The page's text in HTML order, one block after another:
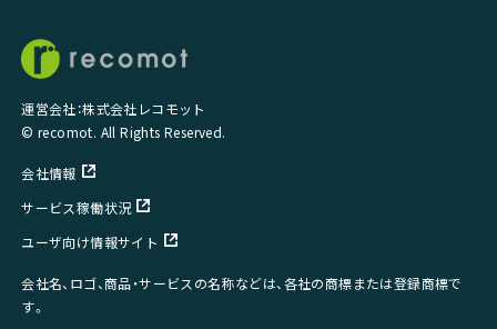
運営会社：株式会社レコモット
© recomot. All Rights Reserved.
会社情報
サービス稼働状況
ユーザ向け情報サイト
会社名、ロゴ、商品・サービスの名称などは、各社の商標または登録商標で
す。